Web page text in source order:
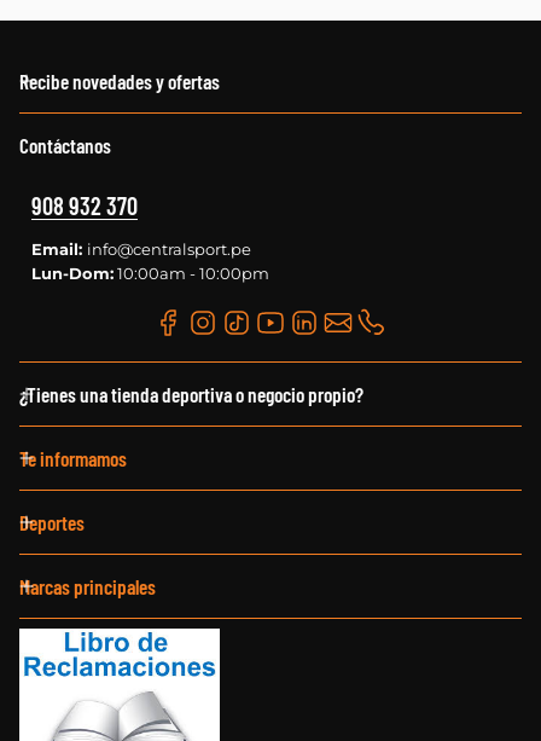
Recibe novedades y ofertas
Contáctanos
908 932 370
Email: info@centralsport.pe
Lun-Dom: 10:00am - 10:00pm
¿Tienes una tienda deportiva o negocio propio?
Te informamos
Deportes
Marcas principales